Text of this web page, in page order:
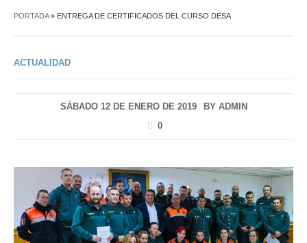
PORTADA» ENTREGA DE CERTIFICADOS DEL CURSO DESA
ACTUALIDAD
SÁBADO 12 DE ENERO DE 2019 BY ADMIN
0